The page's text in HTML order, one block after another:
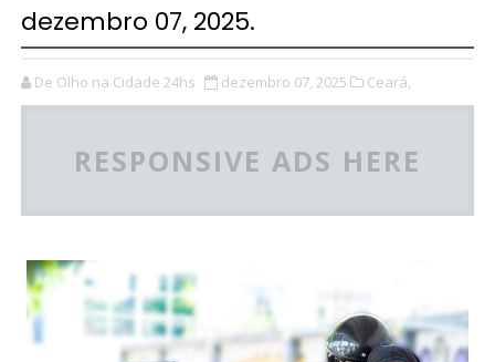
dezembro 07, 2025.
De Olho na Cidade 24hs dezembro 07, 2025 Ceará,
RESPONSIVE ADS HERE